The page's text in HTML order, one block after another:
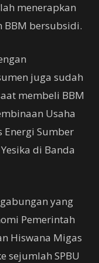
menerapkan
BBM bersubsidi.
juga sudah
membeli BBM
Usaha
Energi Sumber
di Banda
yang
Pemerintah
Hiswana Migas
sejumlah SPBU